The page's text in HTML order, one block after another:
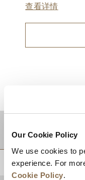
Our Cookie Policy
We use cookies to
experience. For
Cookie Policy.
查看详情
目的地